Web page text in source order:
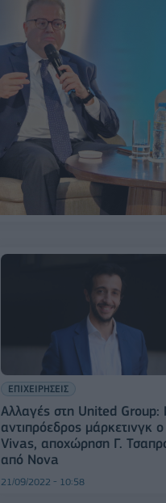
ΕΠΙΧΕΙΡΗΣΕΙΣ
Αλλαγές στη United Group:
αντιπρόεδρος μάρκετινγκ
Vivas, αποχώρηση Γ.
από Nova
21/09/2022 - 10:58